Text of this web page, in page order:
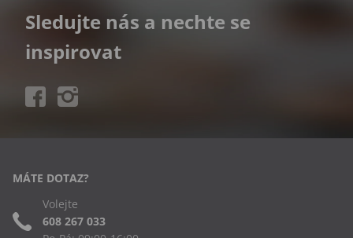
Sledujte nás a nechte se
inspirovat
MÁTE DOTAZ?
Volejte
608 267 033